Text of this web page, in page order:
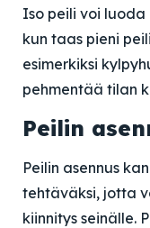
Iso peili voi luoda
kun taas pieni
esimerkiksi
pehmentää tilan
Peilin
Peilin asennus
tehtäväksi, jotta
kiinnitys seinälle.